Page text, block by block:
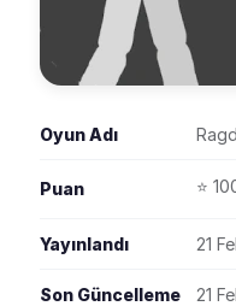
Oyun Adı
Puan ⭐
Yayınlandı 21
Son Güncelleme 21